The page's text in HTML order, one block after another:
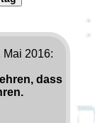
Mai 2016:
dass